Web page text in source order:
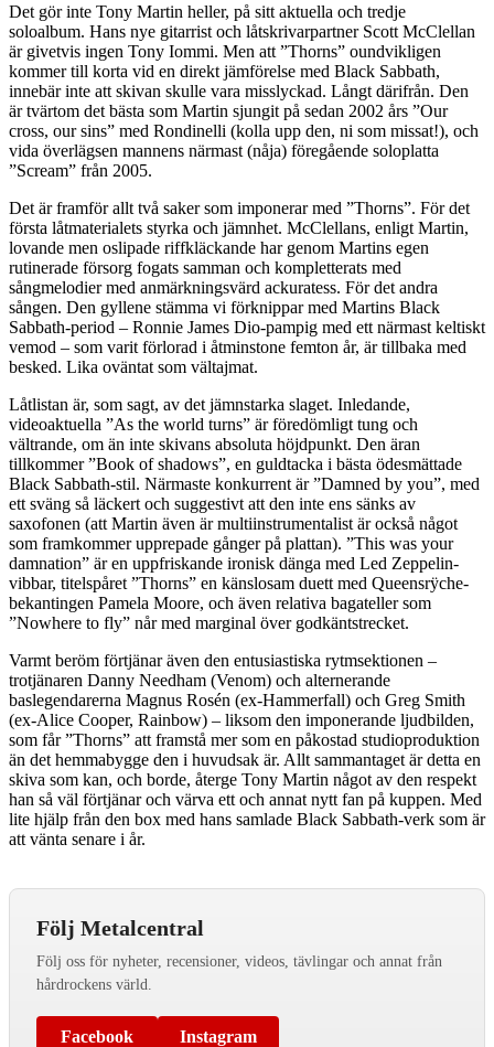
Det gör inte Tony Martin heller, på sitt aktuella och tredje
soloalbum. Hans nye gitarrist och låtskrivarpartner Scott McClellan
är givetvis ingen Tony Iommi. Men att ”Thorns” oundvikligen
kommer till korta vid en direkt jämförelse med Black Sabbath,
innebär inte att skivan skulle vara misslyckad. Långt därifrån. Den
är tvärtom det bästa som Martin sjungit på sedan 2002 års ”Our
cross, our sins” med Rondinelli (kolla upp den, ni som missat!), och
vida överlägsen mannens närmast (nåja) föregående soloplatta
”Scream” från 2005.
Det är framför allt två saker som imponerar med ”Thorns”. För det
första låtmaterialets styrka och jämnhet. McClellans, enligt Martin,
lovande men oslipade riffkläckande har genom Martins egen
rutinerade försorg fogats samman och kompletterats med
sångmelodier med anmärkningsvärd ackuratess. För det andra
sången. Den gyllene stämma vi förknippar med Martins Black
Sabbath-period – Ronnie James Dio-pampig med ett närmast keltiskt
vemod – som varit förlorad i åtminstone femton år, är tillbaka med
besked. Lika oväntat som vältajmat.
Låtlistan är, som sagt, av det jämnstarka slaget. Inledande,
videoaktuella ”As the world turns” är föredömligt tung och
vältrande, om än inte skivans absoluta höjdpunkt. Den äran
tillkommer ”Book of shadows”, en guldtacka i bästa ödesmättade
Black Sabbath-stil. Närmaste konkurrent är ”Damned by you”, med
ett sväng så läckert och suggestivt att den inte ens sänks av
saxofonen (att Martin även är multiinstrumentalist är också något
som framkommer upprepade gånger på plattan). ”This was your
damnation” är en uppfriskande ironisk dänga med Led Zeppelin-
vibbar, titelspåret ”Thorns” en känslosam duett med Queensrÿche-
bekantingen Pamela Moore, och även relativa bagateller som
”Nowhere to fly” når med marginal över godkäntstrecket.
Varmt beröm förtjänar även den entusiastiska rytmsektionen –
trotjänaren Danny Needham (Venom) och alternerande
baslegendarerna Magnus Rosén (ex-Hammerfall) och Greg Smith
(ex-Alice Cooper, Rainbow) – liksom den imponerande ljudbilden,
som får ”Thorns” att framstå mer som en påkostad studioproduktion
än det hemmabygge den i huvudsak är. Allt sammantaget är detta en
skiva som kan, och borde, återge Tony Martin något av den respekt
han så väl förtjänar och värva ett och annat nytt fan på kuppen. Med
lite hjälp från den box med hans samlade Black Sabbath-verk som är
att vänta senare i år.
Följ Metalcentral
Följ oss för nyheter, recensioner, videos, tävlingar och annat från
hårdrockens värld.
Facebook Instagram